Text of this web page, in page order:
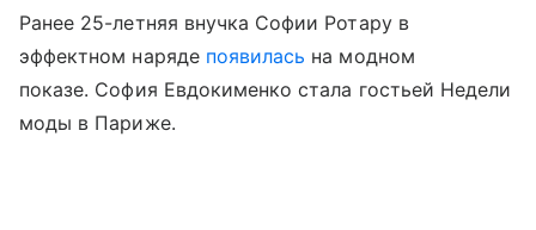
Ранее 25-летняя внучка Софии Ротару в
эффектном наряде появилась на модном
показе. София Евдокименко стала гостьей Недели
моды в Париже.